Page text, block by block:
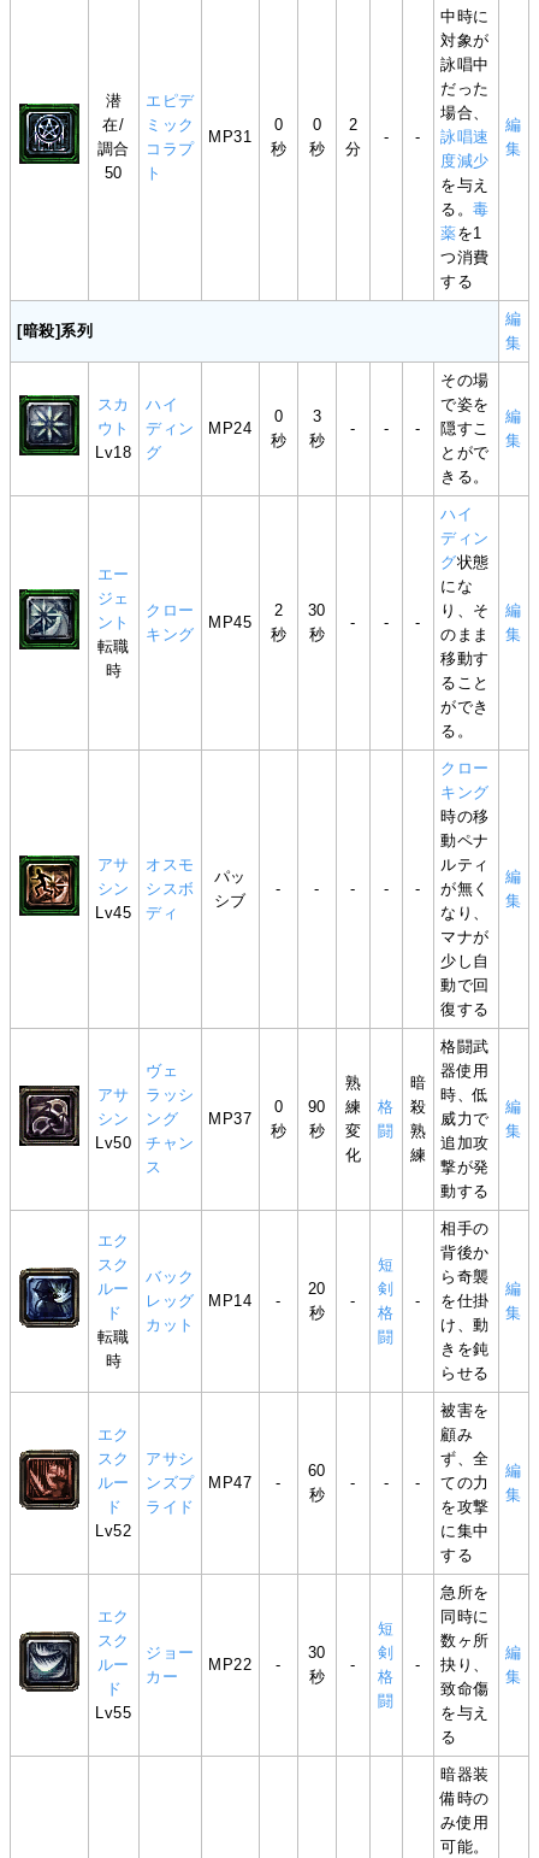
潜
在/
調合
50
エピデ
ミック
コラプ
ト
MP31
0
秒
0
秒
2
分
- -
中時に
対象が
詠唱中
だった
場合、
詠唱速
度減少
を与え
る。毒
薬を1
つ消費
する
編
集
[暗殺]系列
編
集
スカ
ウト
Lv18
ハイ
ディン
グ
MP24
0
秒
3
秒
- - -
その場
で姿を
隠すこ
とがで
きる。
編
集
エー
ジェ
ント
転職
時
クロー
キング
MP45
2
秒
30
秒
- - -
ハイ
ディン
グ状態
にな
り、そ
のまま
移動す
ること
ができ
る。
編
集
アサ
シン
Lv45
オスモ
シスボ
ディ
パッ
シブ
- - - - -
クロー
キング
時の移
動ペナ
ルティ
が無く
なり、
マナが
少し自
動で回
復する
編
集
アサ
シン
Lv50
ヴェ
ラッシ
ング
チャン
ス
MP37
0
秒
90
秒
熟
練
変
化
格
闘
暗
殺
熟
練
格闘武
器使用
時、低
威力で
追加攻
撃が発
動する
編
集
エク
スク
ルー
ド
転職
時
バック
レッグ
カット
MP14 -
20
秒
-
短
剣
格
闘
-
相手の
背後か
ら奇襲
を仕掛
け、動
きを鈍
らせる
編
集
エク
スク
ルー
ド
Lv52
アサシ
ンズプ
ライド
MP47 -
60
秒
- - -
被害を
顧み
ず、全
ての力
を攻撃
に集中
する
編
集
エク
スク
ルー
ド
Lv55
ジョー
カー
MP22 -
30
秒
-
短
剣
格
闘
-
急所を
同時に
数ヶ所
抉り、
致命傷
を与え
る
編
集
暗器装
備時の
み使用
可能。